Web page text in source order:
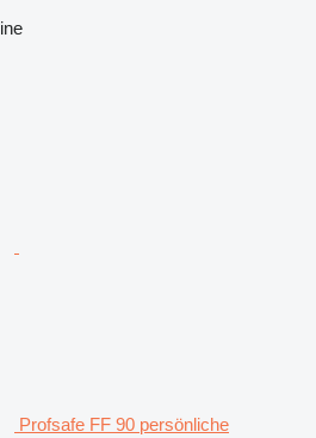
Profsafe FF 90 persönliche